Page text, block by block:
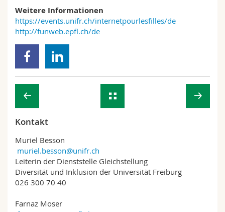
Weitere Informationen
https://events.unifr.ch/internetpourlesfilles/de
http://funweb.epfl.ch/de
Kontakt
Muriel Besson
muriel.besson@unifr.ch
Leiterin der Dienststelle Gleichstellung
Diversität und Inklusion der Universität Freiburg
026 300 70 40
Farnaz Moser